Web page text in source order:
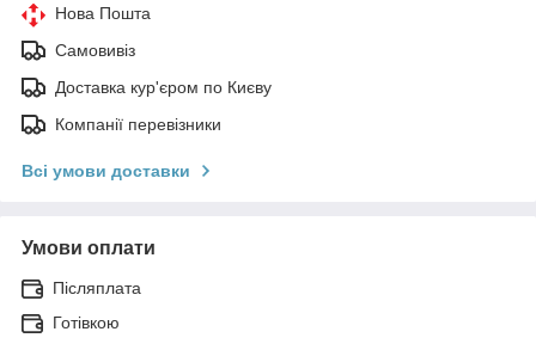
Нова Пошта
Самовивіз
Доставка кур'єром по Києву
Компанії перевізники
Всі умови доставки
Умови оплати
Післяплата
Готівкою